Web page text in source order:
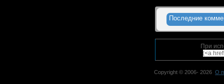
Последние
При
(<a
Copyright © 2006- 2026 О